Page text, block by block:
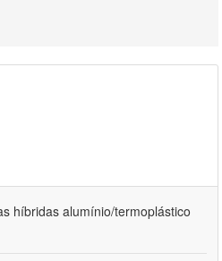
híbridas alumínio/termoplástico